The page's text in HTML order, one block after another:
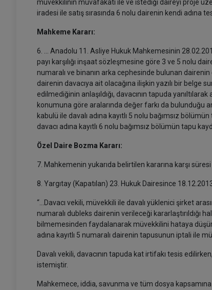
müvekkilinin muvafakati ile ve istediği daireyi proje
iradesi ile satış sırasında 6 nolu dairenin kendi adına
Mahkeme Kararı:
6. ... Anadolu 11. Asliye Hukuk Mahkemesinin
payı karşılığı inşaat sözleşmesine göre 3 ve 5 nolu
numaralı ve binanın arka cephesinde bulunan
dairenin davacıya ait olacağına ilişkin yazılı bir belge
edilmediğinin anlaşıldığı, davacının tapuda
konumuna göre aralarında değer farkı da bulunduğu
kabulü ile davalı adına kayıtlı 5 nolu bağımsız
davacı adına kayıtlı 6 nolu bağımsız bölümün tapu
Özel Daire Bozma Kararı:
7. Mahkemenin yukarıda belirtilen kararına karşı
8. Yargıtay (Kapatılan) 23. Hukuk Dairesince
“…Davacı vekili, müvekkili ile davalı yüklenici şirket
numaralı dubleks dairenin verileceği kararlaştırıldığı
bilmemesinden faydalanarak müvekkilini hataya
adına kayıtlı 5 numaralı dairenin tapusunun iptali ile
Davalı vekili, davacının tapuda kat irtifakı tesis
istemiştir.
Mahkemece, iddia, savunma ve tüm dosya